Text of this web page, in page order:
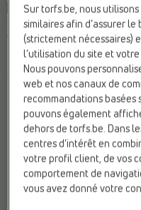
-25%
SANDALES À TALONS
Tango
Prix le plus bas
précédent: 90,00 €
€
120,00
Hauteur de talon:Entre (5 - 8
cm)
Marque:Tango
Type de talon:Talon
Sur torfs.be, nous
similaires afin d’assurer
(strictement nécessaires)
l’utilisation du site et
Nous pouvons
web et nos canaux de
recommandations basées
pouvons également
dehors de torfs.be. Dans
centres d’intérêt en
votre profil client, de vos
comportement de
vous avez donné votre